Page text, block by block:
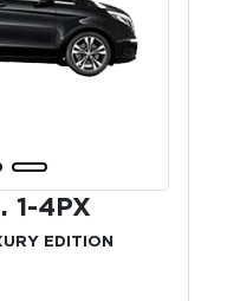
1-4PX
EDITION